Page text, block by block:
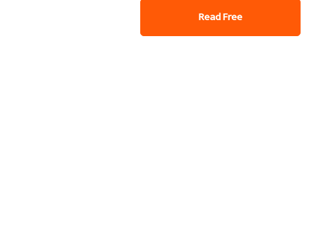
Read Free